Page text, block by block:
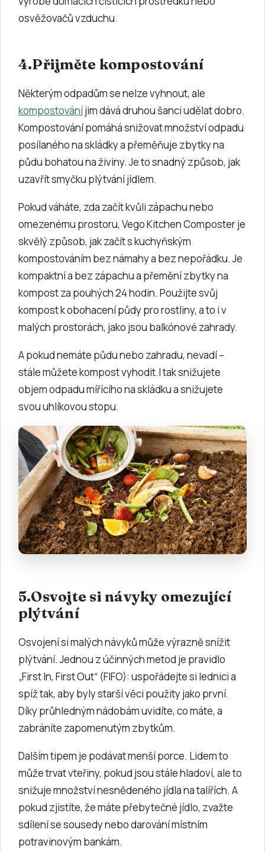
osvěžovačů vzduchu.
4.Přijměte kompostování
Některým odpadům se nelze vyhnout, ale
kompostováníjim dává druhou šanci udělat dobro.
Kompostování pomáhá snižovat množství odpadu
posílaného na skládky a přeměňuje zbytky na
půdu bohatou na živiny. Je to snadný způsob, jak
uzavřít smyčku plýtvání jídlem.
Pokud váháte, zda začít kvůli zápachu nebo
omezenému prostoru, Vego Kitchen Composter je
skvělý způsob, jak začít s kuchyňským
kompostováním bez námahy a bez nepořádku. Je
kompaktní a bez zápachu a přemění zbytky na
kompost za pouhých 24 hodin. Použijte svůj
kompost k obohacení půdy pro rostliny, a to i v
malých prostorách, jako jsou balkónové zahrady.
A pokud nemáte půdu nebo zahradu, nevadí –
stále můžete kompost vyhodit.I tak snižujete
objem odpadu mířícího na skládku a snižujete
svou uhlíkovou stopu.
5.Osvojte si návyky omezující
plýtvání
Osvojení si malých návyků může výrazně snížit
plýtvání. Jednou z účinných metod je pravidlo
„First In, First Out“ (FIFO): uspořádejte si lednici a
spíž tak, aby byly starší věci použity jako první.
Díky průhledným nádobám uvidíte, co máte, a
zabráníte zapomenutým zbytkům.
Dalším tipem je podávat menší porce. Lidem to
může trvat vteřiny, pokud jsou stále hladoví, ale to
snižuje množství nesnědeného jídla na talířích. A
pokud zjistíte, že máte přebytečné jídlo, zvažte
sdílení se sousedy nebo darování místním
potravinovým bankám.